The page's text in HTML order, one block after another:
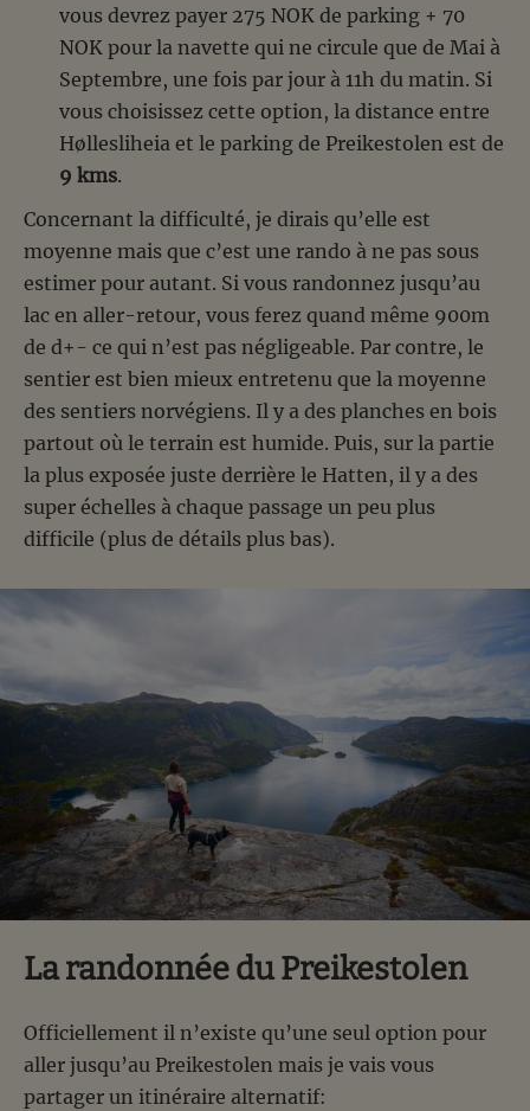
vous devrez payer 275 NOK de parking + 70
NOK pour la navette qui ne circule que de Mai à
Septembre, une fois par jour à 11h du matin. Si
vous choisissez cette option, la distance entre
Høllesliheia et le parking de Preikestolen est de
9 kms.
Concernant la difficulté, je dirais qu’elle est
moyenne mais que c’est une rando à ne pas sous
estimer pour autant. Si vous randonnez jusqu’au
lac en aller-retour, vous ferez quand même 900m
de d+- ce qui n’est pas négligeable. Par contre, le
sentier est bien mieux entretenu que la moyenne
des sentiers norvégiens. Il y a des planches en bois
partout où le terrain est humide. Puis, sur la partie
la plus exposée juste derrière le Hatten, il y a des
super échelles à chaque passage un peu plus
difficile (plus de détails plus bas).
La randonnée du Preikestolen
Officiellement il n’existe qu’une seul option pour
aller jusqu’au Preikestolen mais je vais vous
partager un itinéraire alternatif: